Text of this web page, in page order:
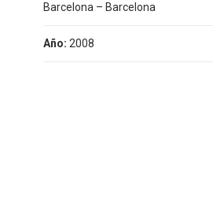
Barcelona – Barcelona
Año: 2008